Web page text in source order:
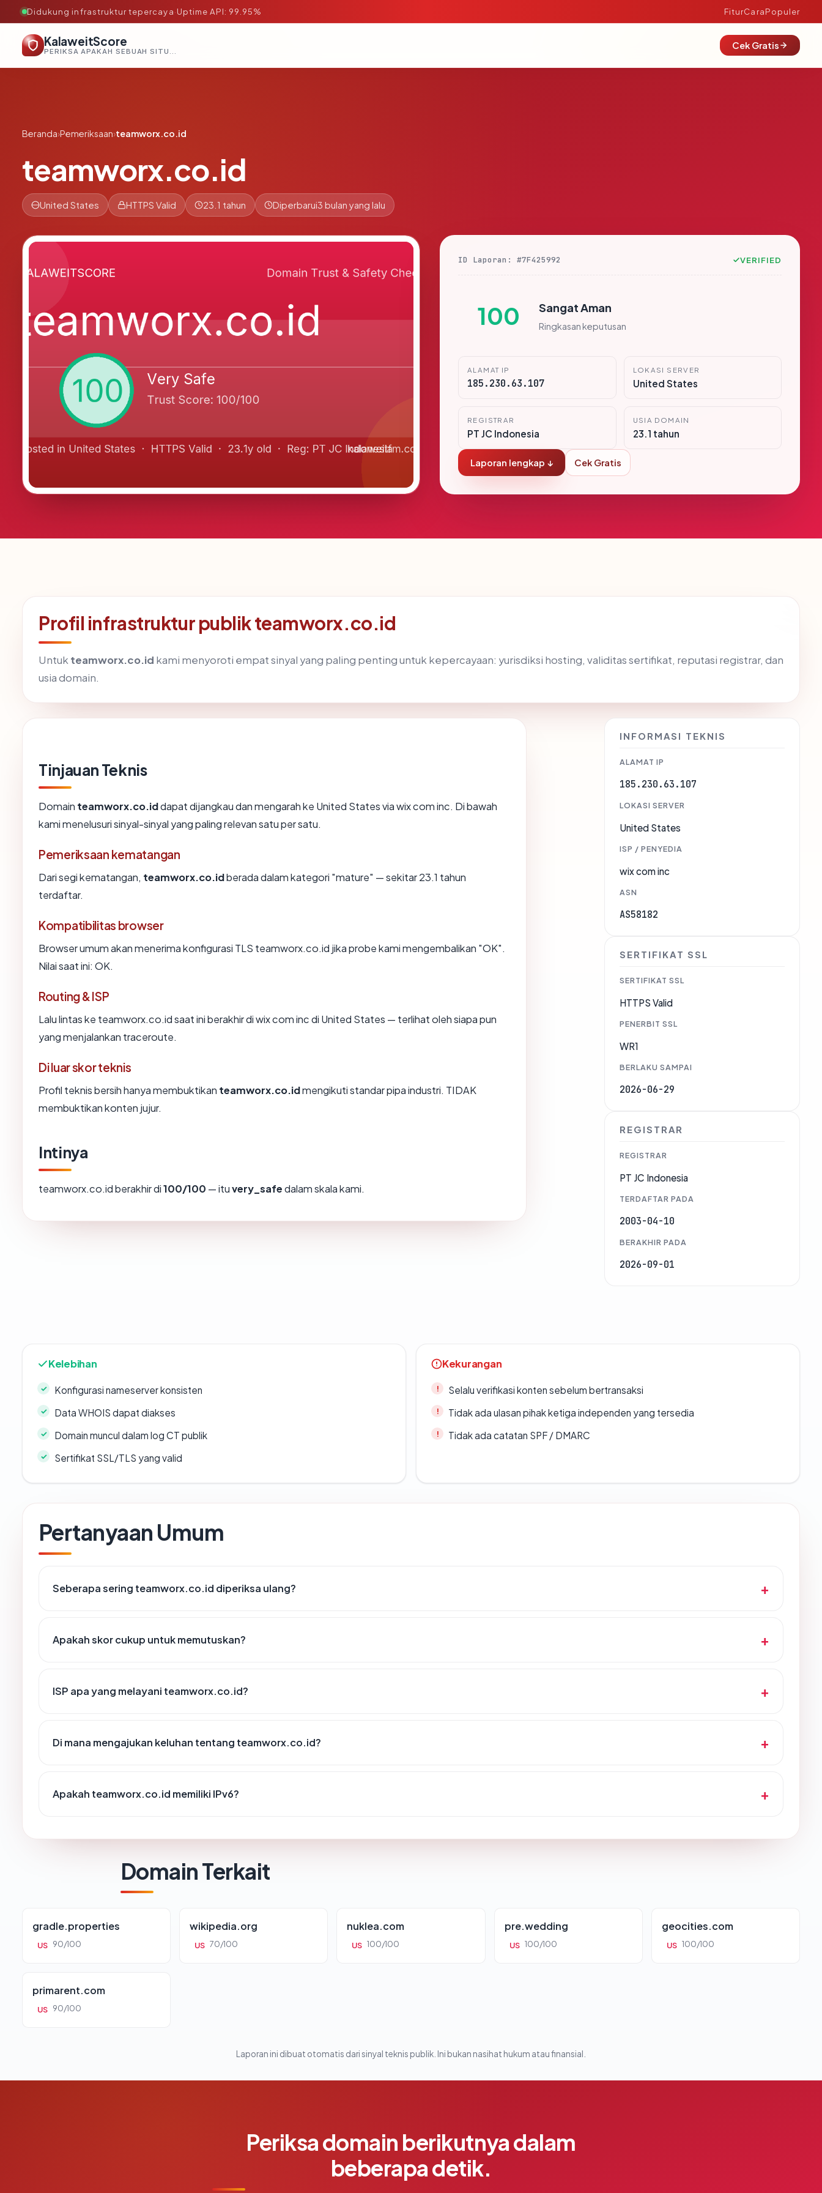
Didukung infrastruktur tepercaya·Uptime API: 99.95% FiturCaraPopuler
KalaweitScore
PERIKSA APAKAH SEBUAH SITUS AMAN, TEPERCAYA, DAN TERVERIFIKASI DALAM HITUNGAN DETIK.
Cek Gratis
Beranda›Pemeriksaan›teamworx.co.id
teamworx.co.id
United States HTTPS Valid 23.1 tahun Diperbarui3 bulan yang lalu
ID Laporan: #7F425992 VERIFIED
100 Sangat Aman
Ringkasan keputusan
ALAMAT IP
185.230.63.107
LOKASI SERVER
United States
REGISTRAR
PT JC Indonesia
USIA DOMAIN
23.1 tahun
Laporan lengkap ↓ Cek Gratis
Profil infrastruktur publik teamworx.co.id
Untuk teamworx.co.id kami menyoroti empat sinyal yang paling penting untuk kepercayaan: yurisdiksi hosting, validitas sertifikat, reputasi registrar, dan
usia domain.
Tinjauan Teknis
Domain teamworx.co.iddapat dijangkau dan mengarah ke United States via wix com inc. Di bawah
kami menelusuri sinyal-sinyal yang paling relevan satu per satu.
Pemeriksaan kematangan
Dari segi kematangan, teamworx.co.idberada dalam kategori "mature" — sekitar 23.1 tahun
terdaftar.
Kompatibilitas browser
Browser umum akan menerima konfigurasi TLS teamworx.co.id jika probe kami mengembalikan "OK".
Nilai saat ini: OK.
Routing & ISP
Lalu lintas ke teamworx.co.id saat ini berakhir di wix com inc di United States — terlihat oleh siapa pun
yang menjalankan traceroute.
Di luar skor teknis
Profil teknis bersih hanya membuktikan teamworx.co.idmengikuti standar pipa industri. TIDAK
membuktikan konten jujur.
Intinya
teamworx.co.id berakhir di100/100 — ituvery_safedalam skala kami.
INFORMASI TEKNIS
ALAMAT IP
185.230.63.107
LOKASI SERVER
United States
ISP / PENYEDIA
wix com inc
ASN
AS58182
SERTIFIKAT SSL
SERTIFIKAT SSL
HTTPS Valid
PENERBIT SSL
WR1
BERLAKU SAMPAI
2026-06-29
REGISTRAR
REGISTRAR
PT JC Indonesia
TERDAFTAR PADA
2003-04-10
BERAKHIR PADA
2026-09-01
Kelebihan
Konfigurasi nameserver konsisten
Data WHOIS dapat diakses
Domain muncul dalam log CT publik
Sertifikat SSL/TLS yang valid
Kekurangan
Selalu verifikasi konten sebelum bertransaksi
Tidak ada ulasan pihak ketiga independen yang tersedia
Tidak ada catatan SPF / DMARC
Pertanyaan Umum
Seberapa sering teamworx.co.id diperiksa ulang?
Apakah skor cukup untuk memutuskan?
ISP apa yang melayani teamworx.co.id?
Di mana mengajukan keluhan tentang teamworx.co.id?
Apakah teamworx.co.id memiliki IPv6?
Domain Terkait
gradle.properties
US 90/100
wikipedia.org
US 70/100
nuklea.com
US 100/100
pre.wedding
US 100/100
geocities.com
US 100/100
primarent.com
US 90/100
Laporan ini dibuat otomatis dari sinyal teknis publik. Ini bukan nasihat hukum atau finansial.
Periksa domain berikutnya dalam
beberapa detik.